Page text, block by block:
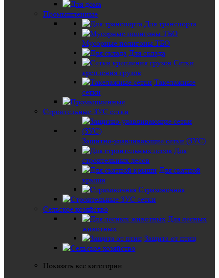
Промышленные
Для транспорта
Мусорные полигоны ТБО
Для склада
Сетки
крепления грузов
Такелажные
сетки
Строительные ЗУС сетки
Защитно-улавливающие сетки (ЗУС)
Для
строительных лесов
Для скатной
крыши
Страховочная
Сельское хозяйство
Для лесных
животных
Защита от птиц
Показать все категории